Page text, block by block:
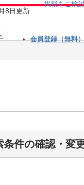
8日更新
掲載をご検
会員登録（無料）
条件の確認・変